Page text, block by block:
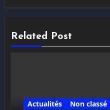
Related Post
Actualités
Non classé